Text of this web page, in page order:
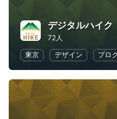
デジタルハイク
72人
東京
デザイン プロ